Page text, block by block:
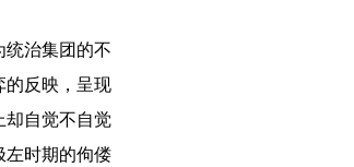
统治集团的不
的反映，呈现
却自觉不自觉
左时期的佝偻